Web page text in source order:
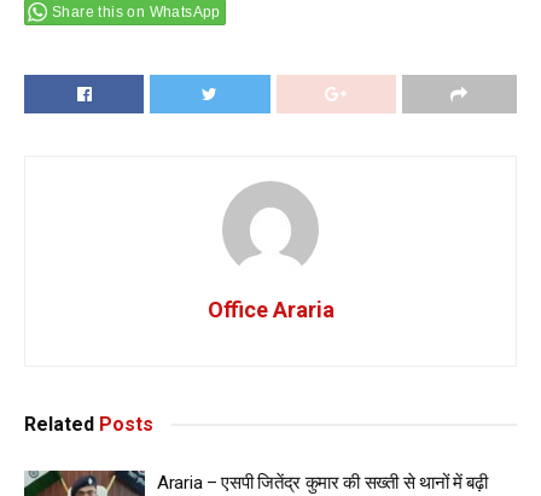
Share this on WhatsApp
Office Araria
Related Posts
Araria – एसपी जितेंद्र कुमार की सख्ती से थानों में बढ़ी